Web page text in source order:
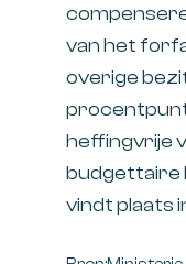
van het
overige
procentpunt
heffingvrije
budgettaire
vindt plaats